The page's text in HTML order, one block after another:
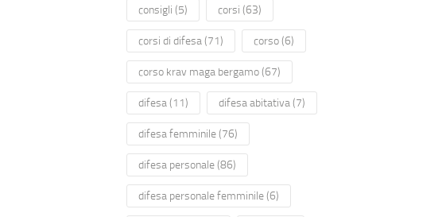
consigli (5) corsi (63)
corsi di difesa (71) corso(6)
corso krav maga bergamo(67)
difesa (11) difesa abitativa (7)
difesa femminile(76)
difesa personale(86)
difesa personale femminile(6)